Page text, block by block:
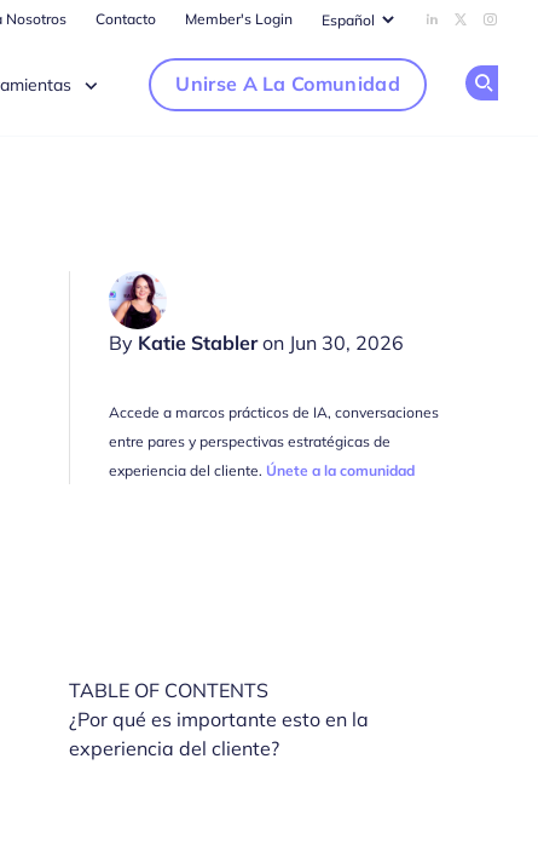
Nosotros Contacto Member's Login Add us on
Follow
Unirse A La Comunidad
By Katie Stabler on Jun 30, 2026
Accede a marcos prácticos de IA, conversaciones
entre pares y perspectivas estratégicas de
experiencia del cliente. Únete a la comunidad
TABLE OF CONTENTS
¿Por qué es importante esto en la
experiencia del cliente?